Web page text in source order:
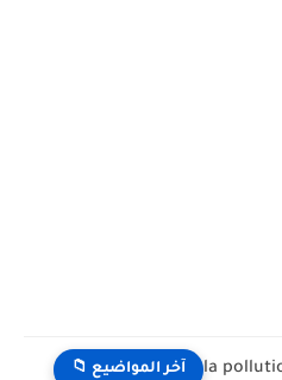
📁 آخر المواضيع